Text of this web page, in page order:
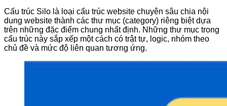
Cấu trúc Silo là loại cấu trúc website chuyên sâu chia nội
dung website thành các thư mục (category) riêng biệt dựa
trên những đặc điểm chung nhất định. Những thư mục trong
cấu trúc này sắp xếp một cách có trật tự, logic, nhóm theo
chủ đề và mức độ liên quan tương ứng.